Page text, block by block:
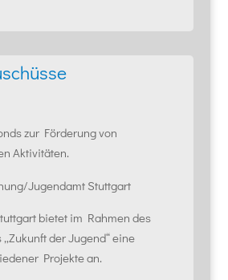
zur Förderung von
Aktivitäten.
Jugendamt Stuttgart
bietet im Rahmen des
der Jugend“ eine
Projekte an.